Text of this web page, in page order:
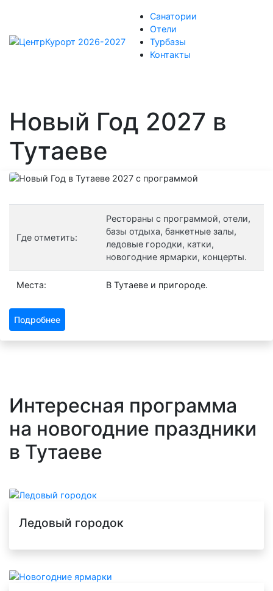
Санатории
Отели
Турбазы
Контакты
Новый Год 2027 в
Тутаеве
Где отметить:
Рестораны с программой, отели,
базы отдыха, банкетные залы,
ледовые городки, катки,
новогодние ярмарки, концерты.
Места: В Тутаеве и пригороде.
Подробнее
Интересная программа
на новогодние праздники
в Тутаеве
Ледовый городок